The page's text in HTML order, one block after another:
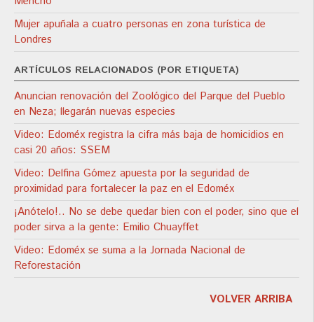
Mujer apuñala a cuatro personas en zona turística de
Londres
ARTÍCULOS RELACIONADOS (POR ETIQUETA)
Anuncian renovación del Zoológico del Parque del Pueblo
en Neza; llegarán nuevas especies
Video: Edoméx registra la cifra más baja de homicidios en
casi 20 años: SSEM
Video: Delfina Gómez apuesta por la seguridad de
proximidad para fortalecer la paz en el Edoméx
¡Anótelo!.. No se debe quedar bien con el poder, sino que el
poder sirva a la gente: Emilio Chuayffet
Video: Edoméx se suma a la Jornada Nacional de
Reforestación
VOLVER ARRIBA